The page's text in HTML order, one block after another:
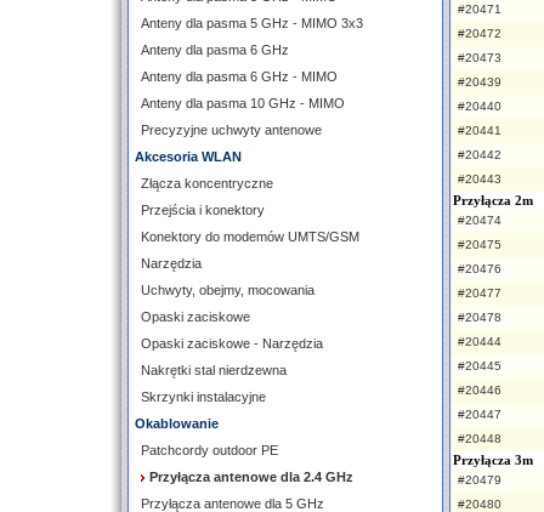
Anteny dla pasma 5 GHz - MIMO 3x3
Anteny dla pasma 6 GHz
Anteny dla pasma 6 GHz - MIMO
Anteny dla pasma 10 GHz - MIMO
Precyzyjne uchwyty antenowe
Akcesoria WLAN
Złącza koncentryczne
Przejścia i konektory
Konektory do modemów UMTS/GSM
Narzędzia
Uchwyty, obejmy, mocowania
Opaski zaciskowe
Opaski zaciskowe - Narzędzia
Nakrętki stal nierdzewna
Skrzynki instalacyjne
Okablowanie
Patchcordy outdoor PE
Przyłącza antenowe dla 2.4 GHz
Przyłącza antenowe dla 5 GHz
#20471
#20472
#20473
#20439
#20440
#20441
#20442
#20443
Przyłącza 2m
#20474
#20475
#20476
#20477
#20478
#20444
#20445
#20446
#20447
#20448
Przyłącza 3m
#20479
#20480